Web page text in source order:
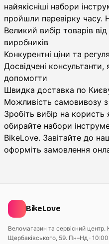
найякісніші набори
пройшли перевірку часу.
Великий вибір товарів
виробників
Конкурентні ціни та
Досвідчені консультанти,
допомогти
Швидка доставка по
Можливість самовивозу
Зробіть вибір на користь
обирайте набори
BikeLove. Завітайте до
оформіть замовлення
BikeLove
Веломагазин та сервісний центр.
Щербаківського, 59. Пн–Нд ·